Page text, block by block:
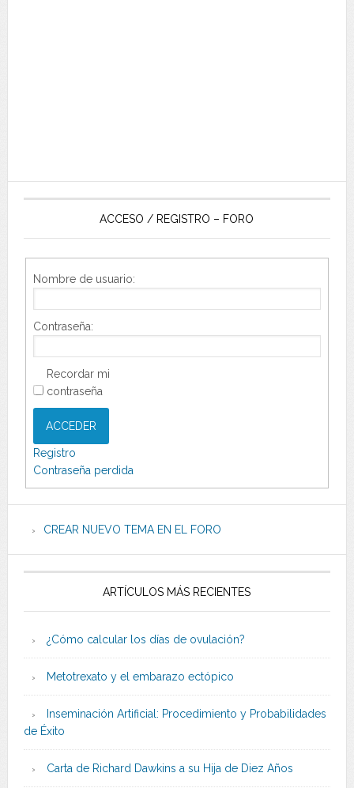
ACCESO / REGISTRO – FORO
Nombre de usuario:
Contraseña:
Recordar mi
contraseña
ACCEDER
Registro
Contraseña perdida
CREAR NUEVO TEMA EN EL FORO
ARTÍCULOS MÁS RECIENTES
¿Cómo calcular los días de ovulación?
Metotrexato y el embarazo ectópico
Inseminación Artificial: Procedimiento y Probabilidades
de Éxito
Carta de Richard Dawkins a su Hija de Diez Años